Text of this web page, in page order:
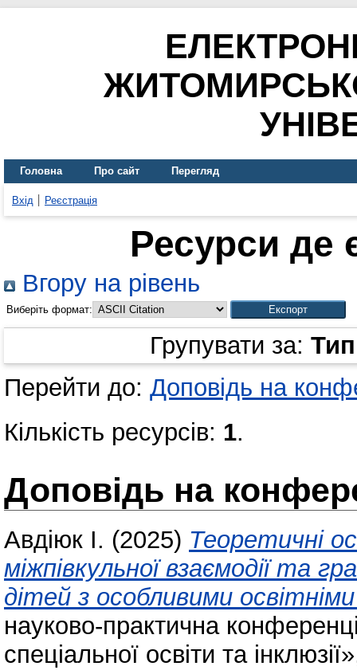
Головна Про сайт Перегляд
Вхід Реєстрація
Ресурси де
Вгору на рівень
Виберіть формат:
Групувати за:
Перейти до: Доповідь на
Кількість ресурсів: 1.
Доповідь на
Авдіюк І. (2025) Теоретичні
міжпівкульної взаємодії та
дітей з особливими
науково-практична
спеціальної освіти та